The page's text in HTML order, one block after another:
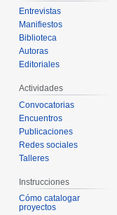
Entrevistas
Manifiestos
Biblioteca
Autoras
Editoriales
Actividades
Convocatorias
Encuentros
Publicaciones
Redes sociales
Talleres
Instrucciones
Cómo catalogar
proyectos